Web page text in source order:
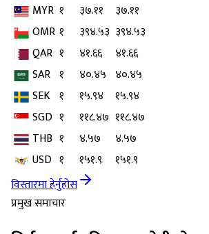
MYR १ ३७.११
३७.११
OMR १ ३९४.५३ ३९४.५३
QAR १ ४१.६६
४१.६६
SAR १ ४०.४५ ४०.४५
SEK १ १५.९४
१५.९४
SGD १ ११८.४७ ११८.४७
THB १ ४.५७
४.५७
USD १ १५१.९
१५१.९
विस्तारमा हेर्नुहोस
प्रमुख समाचार